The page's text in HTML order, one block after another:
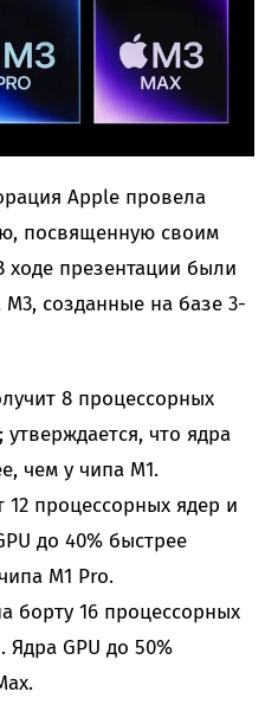
Apple провела
посвященную своим
презентации были
созданные на базе 3-
8 процессорных
утверждается, что ядра
чем у чипа M1.
12 процессорных ядер и
до 40% быстрее
M1 Pro.
борту 16 процессорных
Ядра GPU до 50%